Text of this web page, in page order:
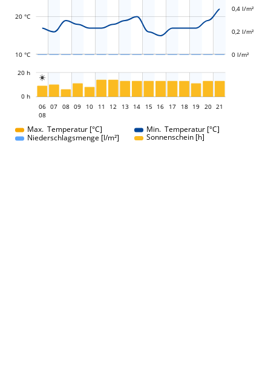
10 °C
20 °C
0 l/m²
0,2 l/m²
0,4 l/m²

0 h
20 h
06
06
08
07 08 09 10 11 12 13 14 15 16 17 18 19 20 21
Max. Temperatur [°C]
Min. Temperatur [°C]
Niederschlagsmenge [l/m²]
Sonnenschein [h]